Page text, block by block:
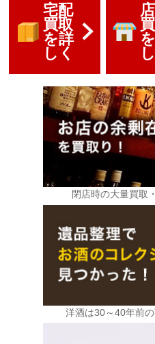
宅配
買取
を詳
しく
閉店時の大量買取
洋酒は30～40年前